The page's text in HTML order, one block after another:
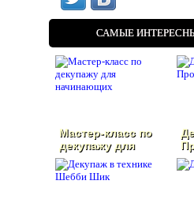
САМЫЕ
Мастер-класс по
декупажу для
начинающих